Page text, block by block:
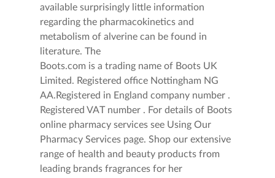
available surprisingly little information
regarding the pharmacokinetics and
metabolism of alverine can be found in
literature. The
Boots.com is a trading name of Boots UK
Limited. Registered office Nottingham NG
AA.Registered in England company number .
Registered VAT number . For details of Boots
online pharmacy services see Using Our
Pharmacy Services page. Shop our extensive
range of health and beauty products from
leading brands fragrances for her